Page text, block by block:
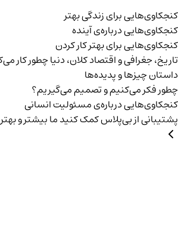
کنجکاوی‌هایی برای زندگی بهتر
کنجکاوی‌هایی درباره‌ی آينده
کنجکاوی‌هایی برای بهتر کار کردن
تاریخ،‌ جغرافی و اقتصاد کلان، دنیا چطور کار
داستان چیزها و پدیده‌ها
چطور فکر می‌کنیم و تصمیم می‌گیریم؟
کنجکاوی‌هایی درباره‌ی مسئولیت انسانی
پشتیبانی از بی‌پلاسکمک کنید ما بیشتر و